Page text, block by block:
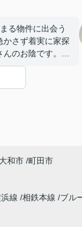
る物件に出会う
かさず着実に家探
のお陰です。本
。
大和市 町田市
線 相鉄本線 ブル